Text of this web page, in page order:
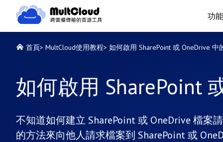
功能
首頁> MultCloud使用教程> 如何啟用 SharePoint 或 OneDrive 中
如何啟用 SharePoint
不知道如何建立 SharePoint 或 OneDrive 檔案
的方法來向他人請求檔案到 SharePoint 或